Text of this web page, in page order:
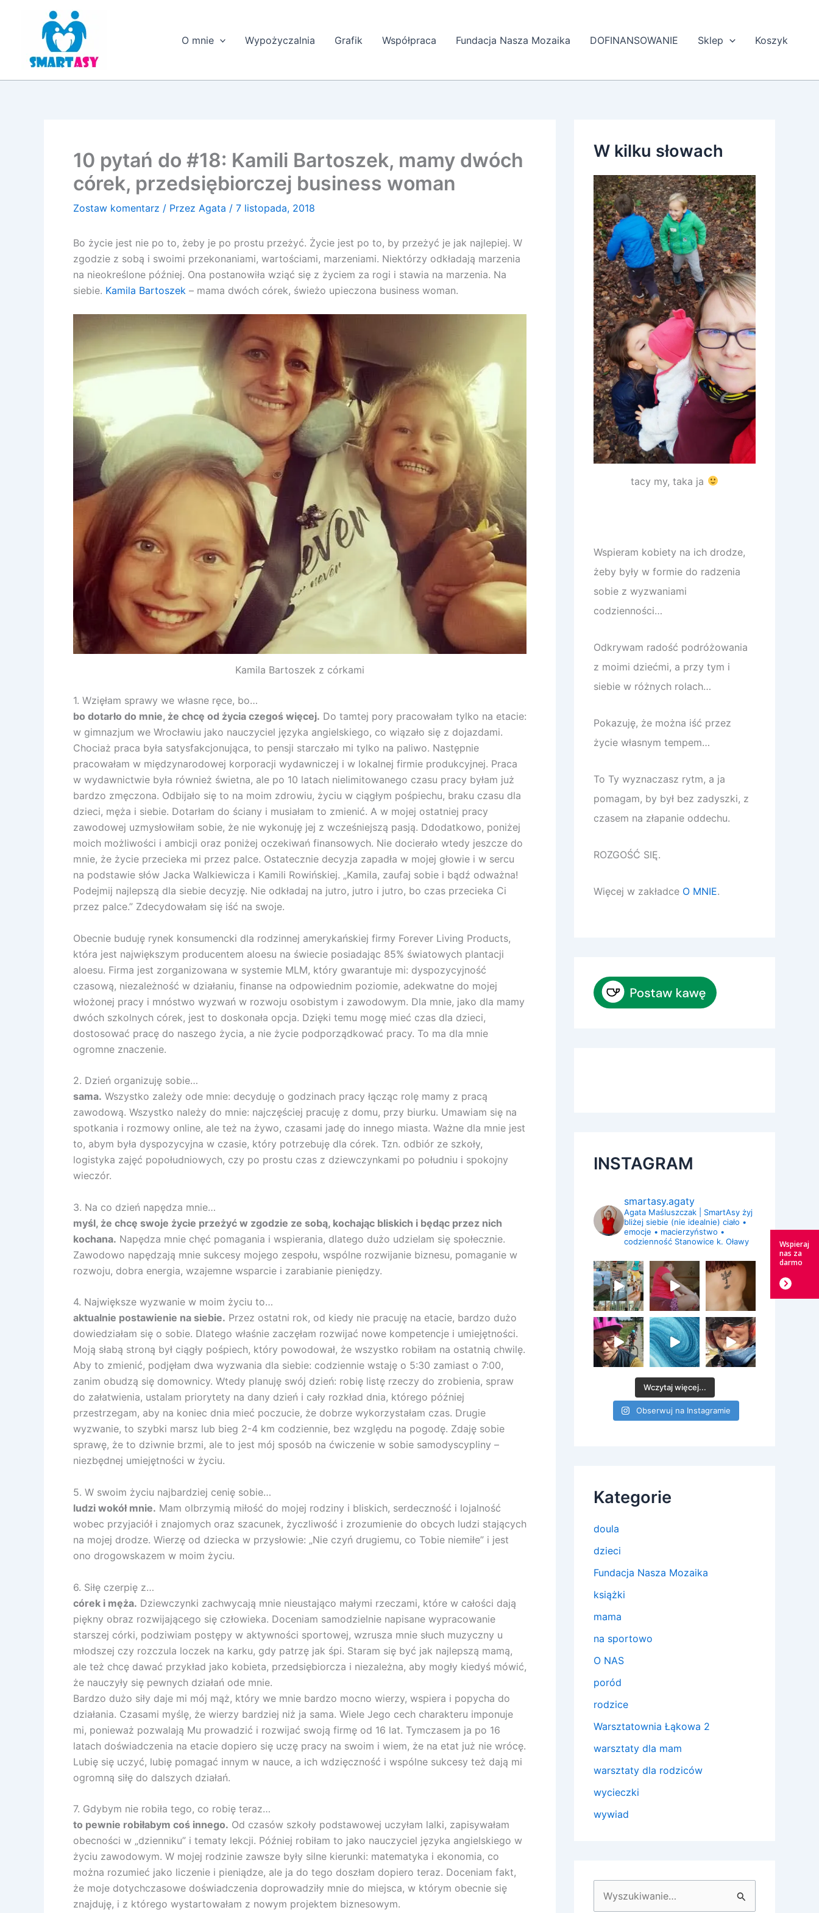
O mnie Wypożyczalnia Grafik Współpraca Fundacja Nasza Mozaika DOFINANSOWANIE Sklep Koszyk
10 pytań do #18: Kamili Bartoszek, mamy dwóch
córek, przedsiębiorczej business woman
Zostaw komentarz / Przez Agata / 7 listopada, 2018
Bo życie jest nie po to, żeby je po prostu przeżyć. Życie jest po to, by przeżyć je jak najlepiej. W
zgodzie z sobą i swoimi przekonaniami, wartościami, marzeniami. Niektórzy odkładają marzenia
na nieokreślone później. Ona postanowiła wziąć się z życiem za rogi i stawia na marzenia. Na
siebie. Kamila Bartoszek – mama dwóch córek, świeżo upieczona business woman.
Kamila Bartoszek z córkami
1. Wzięłam sprawy we własne ręce, bo…
bo dotarło do mnie, że chcę od życia czegoś więcej. Do tamtej pory pracowałam tylko na etacie:
w gimnazjum we Wrocławiu jako nauczyciel języka angielskiego, co wiązało się z dojazdami.
Chociaż praca była satysfakcjonująca, to pensji starczało mi tylko na paliwo. Następnie
pracowałam w międzynarodowej korporacji wydawniczej i w lokalnej firmie produkcyjnej. Praca
w wydawnictwie była również świetna, ale po 10 latach nielimitowanego czasu pracy byłam już
bardzo zmęczona. Odbijało się to na moim zdrowiu, życiu w ciągłym pośpiechu, braku czasu dla
dzieci, męża i siebie. Dotarłam do ściany i musiałam to zmienić. A w mojej ostatniej pracy
zawodowej uzmysłowiłam sobie, że nie wykonuję jej z wcześniejszą pasją. Ddodatkowo, poniżej
moich możliwości i ambicji oraz poniżej oczekiwań finansowych. Nie docierało wtedy jeszcze do
mnie, że życie przecieka mi przez palce. Ostatecznie decyzja zapadła w mojej głowie i w sercu
na podstawie słów Jacka Walkiewicza i Kamili Rowińskiej. „Kamila, zaufaj sobie i bądź odważna!
Podejmij najlepszą dla siebie decyzję. Nie odkładaj na jutro, jutro i jutro, bo czas przecieka Ci
przez palce.” Zdecydowałam się iść na swoje.
Obecnie buduję rynek konsumencki dla rodzinnej amerykańskiej firmy Forever Living Products,
która jest największym producentem aloesu na świecie posiadając 85% światowych plantacji
aloesu. Firma jest zorganizowana w systemie MLM, który gwarantuje mi: dyspozycyjność
czasową, niezależność w działaniu, finanse na odpowiednim poziomie, adekwatne do mojej
włożonej pracy i mnóstwo wyzwań w rozwoju osobistym i zawodowym. Dla mnie, jako dla mamy
dwóch szkolnych córek, jest to doskonała opcja. Dzięki temu mogę mieć czas dla dzieci,
dostosować pracę do naszego życia, a nie życie podporządkować pracy. To ma dla mnie
ogromne znaczenie.
2. Dzień organizuję sobie…
sama. Wszystko zależy ode mnie: decyduję o godzinach pracy łącząc rolę mamy z pracą
zawodową. Wszystko należy do mnie: najczęściej pracuję z domu, przy biurku. Umawiam się na
spotkania i rozmowy online, ale też na żywo, czasami jadę do innego miasta. Ważne dla mnie jest
to, abym była dyspozycyjna w czasie, który potrzebuję dla córek. Tzn. odbiór ze szkoły,
logistyka zajęć popołudniowych, czy po prostu czas z dziewczynkami po południu i spokojny
wieczór.
3. Na co dzień napędza mnie…
myśl, że chcę swoje życie przeżyć w zgodzie ze sobą, kochając bliskich i będąc przez nich
kochana. Napędza mnie chęć pomagania i wspierania, dlatego dużo udzielam się społecznie.
Zawodowo napędzają mnie sukcesy mojego zespołu, wspólne rozwijanie biznesu, pomaganie w
rozwoju, dobra energia, wzajemne wsparcie i zarabianie pieniędzy.
4. Największe wyzwanie w moim życiu to…
aktualnie postawienie na siebie. Przez ostatni rok, od kiedy nie pracuję na etacie, bardzo dużo
dowiedziałam się o sobie. Dlatego właśnie zaczęłam rozwijać nowe kompetencje i umiejętności.
Moją słabą stroną był ciągły pośpiech, który powodował, że wszystko robiłam na ostatnią chwilę.
Aby to zmienić, podjęłam dwa wyzwania dla siebie: codziennie wstaję o 5:30 zamiast o 7:00,
zanim obudzą się domownicy. Wtedy planuję swój dzień: robię listę rzeczy do zrobienia, spraw
do załatwienia, ustalam priorytety na dany dzień i cały rozkład dnia, którego później
przestrzegam, aby na koniec dnia mieć poczucie, że dobrze wykorzystałam czas. Drugie
wyzwanie, to szybki marsz lub bieg 2-4 km codziennie, bez względu na pogodę. Zdaję sobie
sprawę, że to dziwnie brzmi, ale to jest mój sposób na ćwiczenie w sobie samodyscypliny –
niezbędnej umiejętności w życiu.
5. W swoim życiu najbardziej cenię sobie…
ludzi wokół mnie. Mam olbrzymią miłość do mojej rodziny i bliskich, serdeczność i lojalność
wobec przyjaciół i znajomych oraz szacunek, życzliwość i zrozumienie do obcych ludzi stających
na mojej drodze. Wierzę od dziecka w przysłowie: „Nie czyń drugiemu, co Tobie niemiłe” i jest
ono drogowskazem w moim życiu.
6. Siłę czerpię z…
córek i męża. Dziewczynki zachwycają mnie nieustająco małymi rzeczami, które w całości dają
piękny obraz rozwijającego się człowieka. Doceniam samodzielnie napisane wypracowanie
starszej córki, podziwiam postępy w aktywności sportowej, wzrusza mnie słuch muzyczny u
młodszej czy rozczula loczek na karku, gdy patrzę jak śpi. Staram się być jak najlepszą mamą,
ale też chcę dawać przykład jako kobieta, przedsiębiorcza i niezależna, aby mogły kiedyś mówić,
że nauczyły się pewnych działań ode mnie.
Bardzo dużo siły daje mi mój mąż, który we mnie bardzo mocno wierzy, wspiera i popycha do
działania. Czasami myślę, że wierzy bardziej niż ja sama. Wiele Jego cech charakteru imponuje
mi, ponieważ pozwalają Mu prowadzić i rozwijać swoją firmę od 16 lat. Tymczasem ja po 16
latach doświadczenia na etacie dopiero się uczę pracy na swoim i wiem, że na etat już nie wrócę.
Lubię się uczyć, lubię pomagać innym w nauce, a ich wdzięczność i wspólne sukcesy też dają mi
ogromną siłę do dalszych działań.
7. Gdybym nie robiła tego, co robię teraz…
to pewnie robiłabym coś innego. Od czasów szkoły podstawowej uczyłam lalki, zapisywałam
obecności w „dzienniku” i tematy lekcji. Później robiłam to jako nauczyciel języka angielskiego w
życiu zawodowym. W mojej rodzinie zawsze były silne kierunki: matematyka i ekonomia, co
można rozumieć jako liczenie i pieniądze, ale ja do tego doszłam dopiero teraz. Doceniam fakt,
że moje dotychczasowe doświadczenia doprowadziły mnie do miejsca, w którym obecnie się
znajduję, i z którego wystartowałam z nowym projektem biznesowym.
W kilku słowach
tacy my, taka ja
Wspieram kobiety na ich drodze,
żeby były w formie do radzenia
sobie z wyzwaniami
codzienności…
Odkrywam radość podróżowania
z moimi dziećmi, a przy tym i
siebie w różnych rolach…
Pokazuję, że można iść przez
życie własnym tempem…
To Ty wyznaczasz rytm, a ja
pomagam, by był bez zadyszki, z
czasem na złapanie oddechu.
ROZGOŚĆ SIĘ.
Więcej w zakładce O MNIE.
INSTAGRAM
smartasy.agaty
Agata Maśluszczak | SmartAsy żyj
bliżej siebie (nie idealnie) ciało •
emocje • macierzyństwo •
codzienność Stanowice k. Oławy
Wczytaj więcej...
Obserwuj na Instagramie
Kategorie
doula
dzieci
Fundacja Nasza Mozaika
książki
mama
na sportowo
O NAS
poród
rodzice
Warsztatownia Łąkowa 2
warsztaty dla mam
warsztaty dla rodziców
wycieczki
wywiad
Wspieraj
nas za
darmo